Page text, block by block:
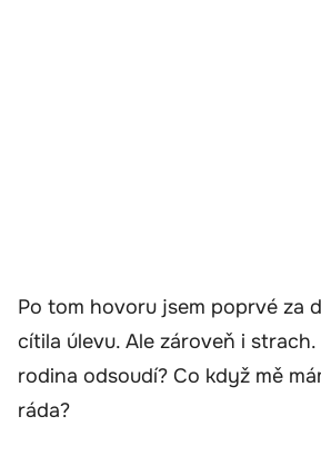
Po tom hovoru jsem poprvé za
cítila úlevu. Ale zároveň i
rodina odsoudí? Co když mě
ráda?